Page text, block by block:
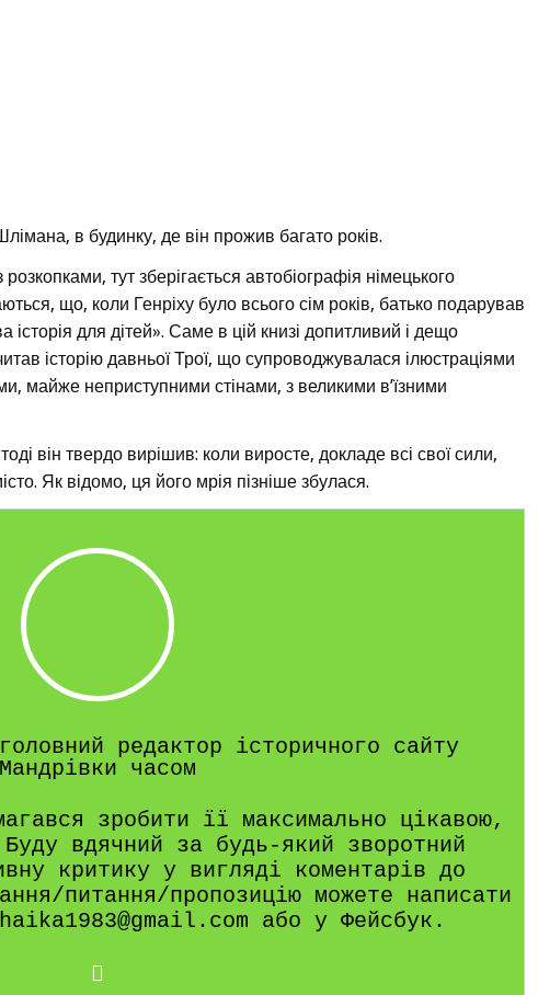
в будинку, де він прожив багато років.
тут зберігається автобіографія німецького
що, коли Генріху було всього сім років, батько подарував
для дітей». Саме в цій книзі допитливий і дещо
історію давньої Трої, що супроводжувалася ілюстраціями
майже неприступними стінами, з великими в’їзними
він твердо вирішив: коли виросте, докладе всі свої сили,
Як відомо, ця його мрія пізніше збулася.
редактор історичного сайту
Мандрівки часом
зробити її максимально цікавою,
вдячний за будь-який зворотний
критику у вигляді коментарів до
питання/пропозицію можете написати
або у Фейсбук.